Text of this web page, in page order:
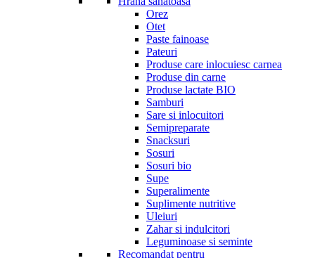
Orez
Otet
Paste fainoase
Pateuri
Produse care inlocuiesc carnea
Produse din carne
Produse lactate BIO
Samburi
Sare si inlocuitori
Semipreparate
Snacksuri
Sosuri
Sosuri bio
Supe
Superalimente
Suplimente nutritive
Uleiuri
Zahar si indulcitori
Leguminoase si seminte
Recomandat pentru